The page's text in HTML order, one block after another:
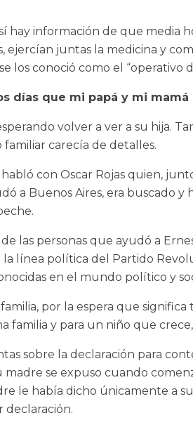
hay información de que media
ejercían juntas la medicina y
los conoció como el “operativo
días que mi papá y mi mamá
volver a ver a su hija.
carecía de detalles.
con Oscar Rojas quien,
a Buenos Aires, era buscado
las personas que ayudó a
línea política del Partido
en el mundo político y
por la espera que
familia y para un niño que
sobre la declaración para
se expuso cuando
le había dicho únicamente a
declaración.